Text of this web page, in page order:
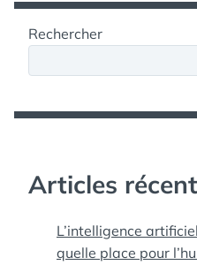
Rechercher
Articles
L’intelligence
quelle place pour